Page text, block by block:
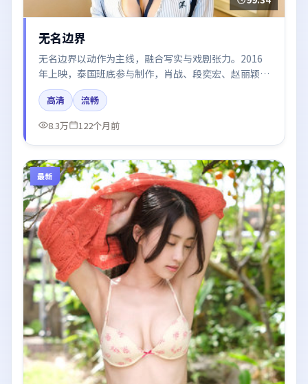
无名边界
无名边界以动作为主线，融合写实与戏剧张力。2016
年上映，泰国班底参与制作，肖战、段奕宏、赵丽颖在
片中呈现细腻表演，影像风格统一，配乐与剪辑强化了
情绪曲线。
高清
流畅
8.3万
122个月前
最新